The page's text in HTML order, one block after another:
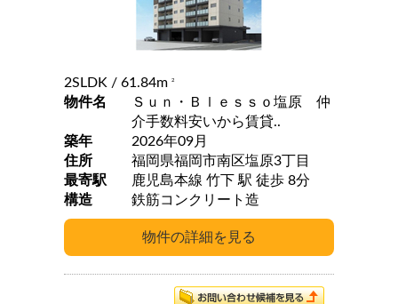
2SLDK / 61.84m 2
物件名
Ｓｕｎ・Ｂｌｅｓｓｏ塩原 仲
介手数料安いから賃貸..
築年
2026年09月
住所
福岡県福岡市南区塩原3丁目
最寄駅
鹿児島本線 竹下 駅 徒歩 8分
構造
鉄筋コンクリート造